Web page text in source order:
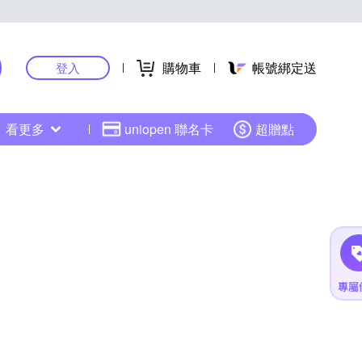
登入 購物車 帳號綁定送
看更多 uniopen 聯名卡 超贈點